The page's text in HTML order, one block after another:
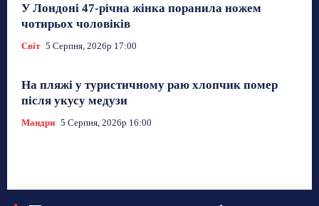
У Лондоні 47-річна жінка поранила ножем
чотирьох чоловіків
Світ 5 Серпня, 2026р 17:00
На пляжі у туристичному раю хлопчик помер
після укусу медузи
Мандри 5 Серпня, 2026р 16:00